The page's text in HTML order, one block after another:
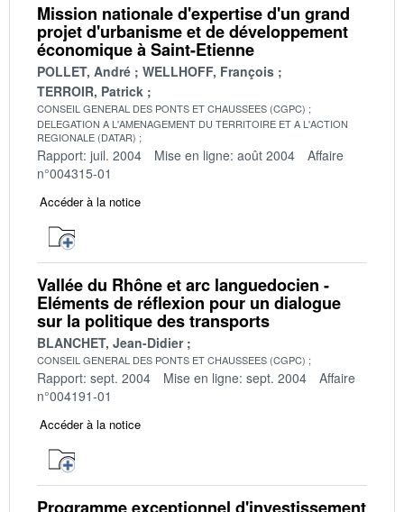
Mission nationale d'expertise d'un grand
projet d'urbanisme et de développement
économique à Saint-Etienne
POLLET, André
WELLHOFF, François
TERROIR, Patrick
CONSEIL GENERAL DES PONTS ET CHAUSSEES (CGPC)
DELEGATION A L'AMENAGEMENT DU TERRITOIRE ET A L'ACTION
REGIONALE (DATAR)
Rapport: juil. 2004 Mise en ligne: août 2004
Affaire
n°004315-01
Accéder à la notice
Vallée du Rhône et arc languedocien -
Eléments de réflexion pour un dialogue
sur la politique des transports
BLANCHET, Jean-Didier
CONSEIL GENERAL DES PONTS ET CHAUSSEES (CGPC)
Rapport: sept. 2004 Mise en ligne: sept. 2004
Affaire
n°004191-01
Accéder à la notice